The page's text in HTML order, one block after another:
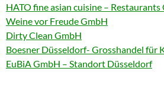
HATO fine asian cuisine –
Weine vor Freude GmbH
Dirty Clean GmbH
Boesner Düsseldorf- Grosshandel für
EuBiA GmbH – Standort Düsseldorf